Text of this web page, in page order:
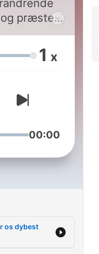
præster
i samtale
1 x
00:00
os dybest